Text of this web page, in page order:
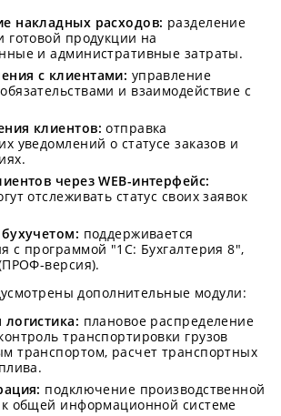
накладных расходов: разделение
готовой продукции на
и административные затраты.
с клиентами: управление
и взаимодействие с
клиентов: отправка
уведомлений о статусе заказов и
через WEB-интерфейс:
отслеживать статус своих заявок
поддерживается
с программой "1С: Бухгалтерия 8",
версия).
дополнительные модули:
плановое распределение
транспортировки грузов
транспортом, расчет транспортных
подключение производственной
общей информационной системе